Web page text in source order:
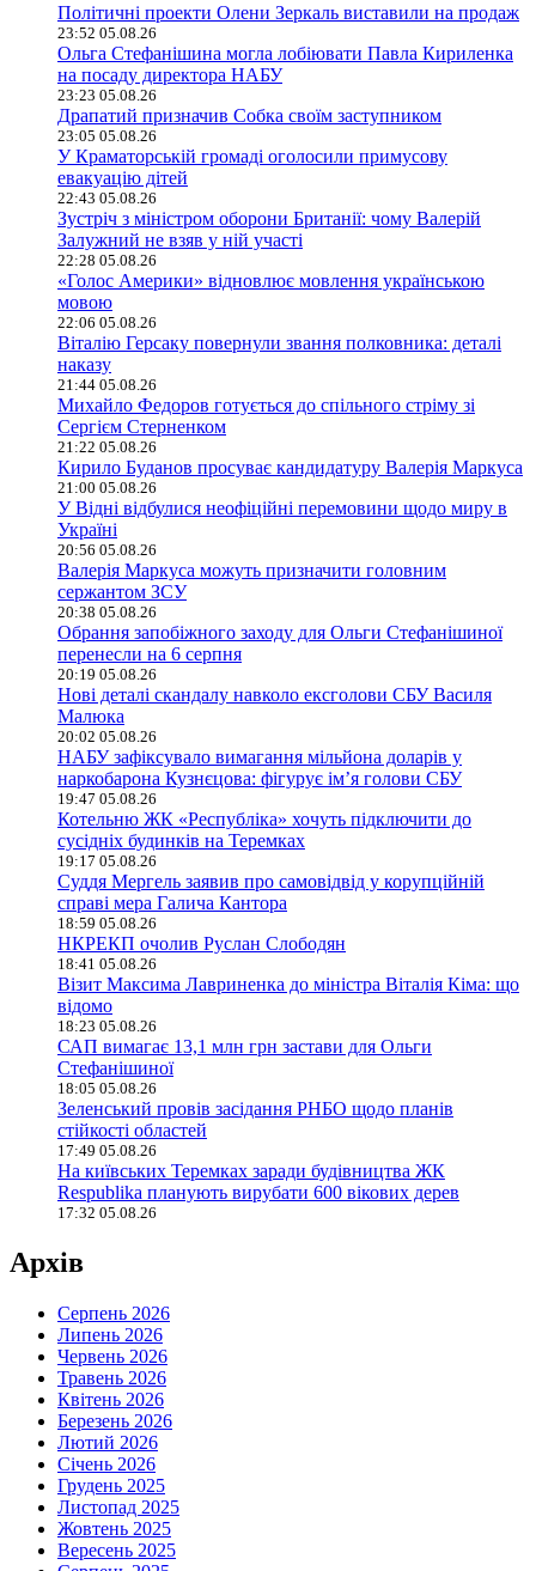
Політичні проекти Олени Зеркаль виставили на продаж
23:52 05.08.26
Ольга Стефанішина могла лобіювати Павла Кириленка
на посаду директора НАБУ
23:23 05.08.26
Драпатий призначив Собка своїм заступником
23:05 05.08.26
У Краматорській громаді оголосили примусову
евакуацію дітей
22:43 05.08.26
Зустріч з міністром оборони Британії: чому Валерій
Залужний не взяв у ній участі
22:28 05.08.26
«Голос Америки» відновлює мовлення українською
мовою
22:06 05.08.26
Віталію Герсаку повернули звання полковника: деталі
наказу
21:44 05.08.26
Михайло Федоров готується до спільного стріму зі
Сергієм Стерненком
21:22 05.08.26
Кирило Буданов просуває кандидатуру Валерія Маркуса
21:00 05.08.26
У Відні відбулися неофіційні перемовини щодо миру в
Україні
20:56 05.08.26
Валерія Маркуса можуть призначити головним
сержантом ЗСУ
20:38 05.08.26
Обрання запобіжного заходу для Ольги Стефанішиної
перенесли на 6 серпня
20:19 05.08.26
Нові деталі скандалу навколо ексголови СБУ Василя
Малюка
20:02 05.08.26
НАБУ зафіксувало вимагання мільйона доларів у
наркобарона Кузнєцова: фігурує ім’я голови СБУ
19:47 05.08.26
Котельню ЖК «Республіка» хочуть підключити до
сусідніх будинків на Теремках
19:17 05.08.26
Суддя Мергель заявив про самовідвід у корупційній
справі мера Галича Кантора
18:59 05.08.26
НКРЕКП очолив Руслан Слободян
18:41 05.08.26
Візит Максима Лавриненка до міністра Віталія Кіма: що
відомо
18:23 05.08.26
САП вимагає 13,1 млн грн застави для Ольги
Стефанішиної
18:05 05.08.26
Зеленський провів засідання РНБО щодо планів
стійкості областей
17:49 05.08.26
На київських Теремках заради будівництва ЖК
Respublika планують вирубати 600 вікових дерев
17:32 05.08.26
Архів
Серпень 2026
Липень 2026
Червень 2026
Травень 2026
Квітень 2026
Березень 2026
Лютий 2026
Січень 2026
Грудень 2025
Листопад 2025
Жовтень 2025
Вересень 2025